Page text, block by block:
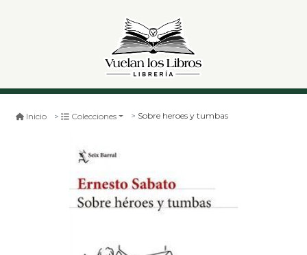
Inicio Colecciones Sobre heroes y tumbas